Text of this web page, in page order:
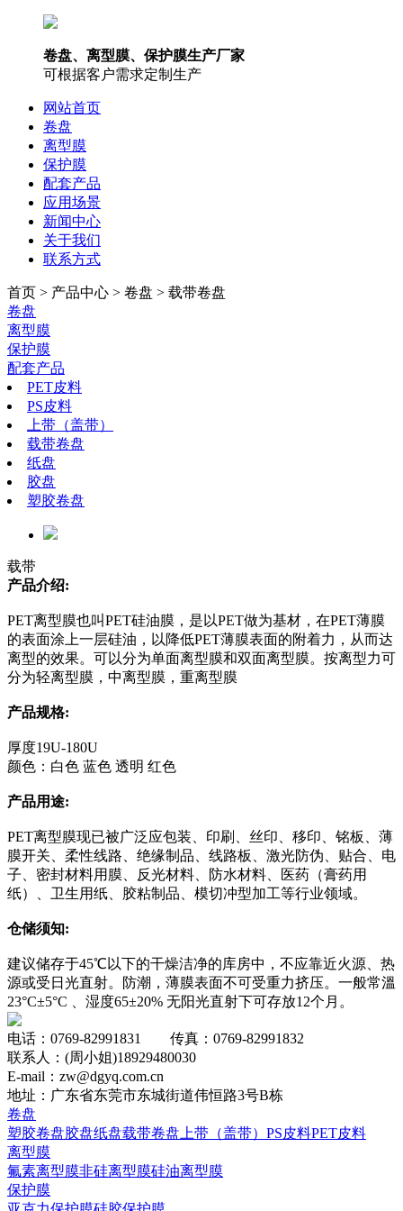
卷盘、离型膜、保护膜生产厂家
可根据客户需求定制生产
网站首页
卷盘
离型膜
保护膜
配套产品
应用场景
新闻中心
关于我们
联系方式
首页 > 产品中心 > 卷盘 > 载带卷盘
卷盘
离型膜
保护膜
配套产品
PET皮料
PS皮料
上带（盖带）
载带卷盘
纸盘
胶盘
塑胶卷盘
载带
产品介绍:
PET离型膜也叫PET硅油膜，是以PET做为基材，在PET薄膜
的表面涂上一层硅油，以降低PET薄膜表面的附着力，从而达
离型的效果。可以分为单面离型膜和双面离型膜。按离型力可
分为轻离型膜，中离型膜，重离型膜
产品规格:
厚度19U-180U
颜色：白色 蓝色 透明 红色
产品用途:
PET离型膜现已被广泛应包装、印刷、丝印、移印、铭板、薄
膜开关、柔性线路、绝缘制品、线路板、激光防伪、贴合、电
子、密封材料用膜、反光材料、防水材料、医药（膏药用
纸）、卫生用纸、胶粘制品、模切冲型加工等行业领域。
仓储须知:
建议储存于45℃以下的干燥洁净的库房中，不应靠近火源、热
源或受日光直射。防潮，薄膜表面不可受重力挤压。一般常溫
23°C±5°C 、湿度65±20% 无阳光直射下可存放12个月。
电话：0769-82991831 传真：0769-82991832
联系人：(周小姐)18929480030
E-mail：zw@dgyq.com.cn
地址：广东省东莞市东城街道伟恒路3号B栋
卷盘
塑胶卷盘胶盘纸盘载带卷盘 上带（盖带） PS皮料PET皮料
离型膜
氟素离型膜非硅离型膜硅油离型膜
保护膜